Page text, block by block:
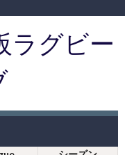
ラグビー